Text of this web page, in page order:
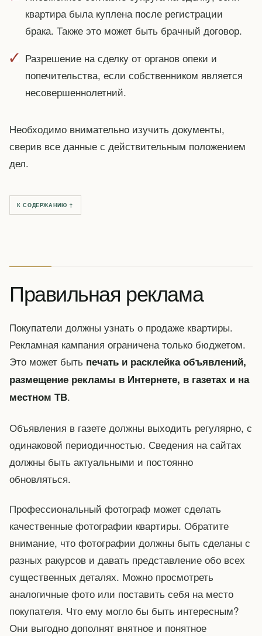
квартира была куплена после регистрации
брака. Также это может быть брачный договор.
Разрешение на сделку от органов опеки и
попечительства, если собственником является
несовершеннолетний.
Необходимо внимательно изучить документы,
сверив все данные с действительным положением
дел.
К СОДЕРЖАНИЮ ↑
Правильная реклама
Покупатели должны узнать о продаже квартиры.
Рекламная кампания ограничена только бюджетом.
Это может быть печать и расклейка объявлений,
размещение рекламы в Интернете, в газетах и на
местном ТВ.
Объявления в газете должны выходить регулярно, с
одинаковой периодичностью. Сведения на сайтах
должны быть актуальными и постоянно
обновляться.
Профессиональный фотограф может сделать
качественные фотографии квартиры. Обратите
внимание, что фотографии должны быть сделаны с
разных ракурсов и давать представление обо всех
существенных деталях. Можно просмотреть
аналогичные фото или поставить себя на место
покупателя. Что ему могло бы быть интересным?
Они выгодно дополнят внятное и понятное